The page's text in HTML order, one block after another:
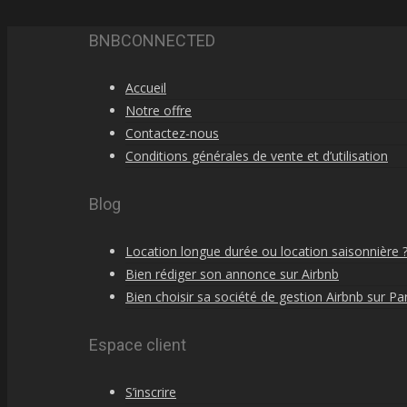
BNBCONNECTED
Accueil
Notre offre
Contactez-nous
Conditions générales de vente et d’utilisation
Blog
Location longue durée ou location saisonnière ?
Bien rédiger son annonce sur Airbnb
Bien choisir sa société de gestion Airbnb sur
Espace client
S’inscrire